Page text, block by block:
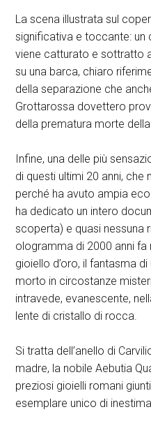
La scena illustrata sul
significativa e toccante: un
viene catturato e sottratto
su una barca, chiaro
della separazione che
Grottarossa dovettero
della prematura morte
Infine, una delle più
di questi ultimi 20 anni, che
perché ha avuto ampia eco
ha dedicato un intero
scoperta) e quasi nessuna
ologramma di 2000 anni fa
gioiello d’oro, il fantasma
morto in circostanze
intravede, evanescente,
lente di cristallo di rocca.
Si tratta dell’anello di
madre, la nobile Aebutia
preziosi gioielli romani
esemplare unico di